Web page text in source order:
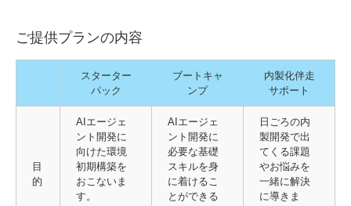
ご提供プランの内容
スターター
パック
ブートキャ
ンプ
内製化伴走
サポート
目
的
AIエージェ
ント開発に
向けた環境
初期構築を
おこないま
す。
AIエージェ
ント開発に
必要な基礎
スキルを身
に着けるこ
とができる
日ごろの内
製開発で出
てくる課題
やお悩みを
一緒に解決
に導きま